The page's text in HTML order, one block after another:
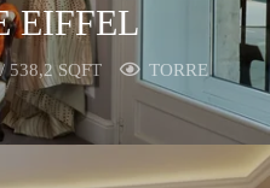
EIFFEL
538,2 SQFT
TORRE